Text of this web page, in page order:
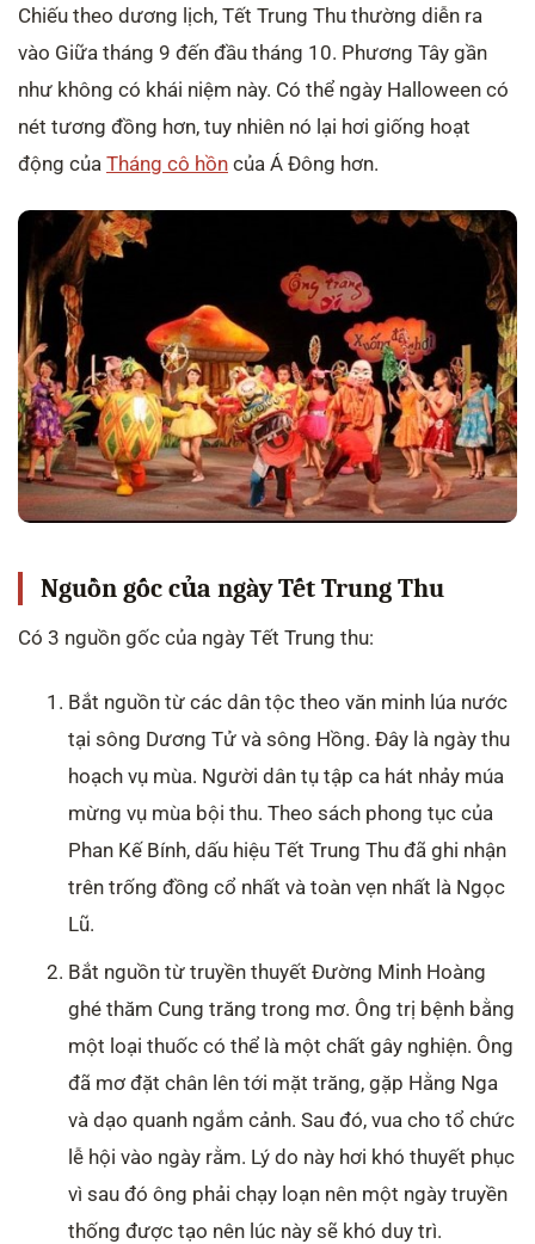
Chiếu theo dương lịch, Tết Trung Thu thường diễn ra
vào Giữa tháng 9 đến đầu tháng 10. Phương Tây gần
như không có khái niệm này. Có thể ngày Halloween có
nét tương đồng hơn, tuy nhiên nó lại hơi giống hoạt
động của Tháng cô hồn của Á Đông hơn.
Nguồn gốc của ngày Tết Trung Thu
Có 3 nguồn gốc của ngày Tết Trung thu:
Bắt nguồn từ các dân tộc theo văn minh lúa nước
tại sông Dương Tử và sông Hồng. Đây là ngày thu
hoạch vụ mùa. Người dân tụ tập ca hát nhảy múa
mừng vụ mùa bội thu. Theo sách phong tục của
Phan Kế Bính, dấu hiệu Tết Trung Thu đã ghi nhận
trên trống đồng cổ nhất và toàn vẹn nhất là Ngọc
Lũ.
Bắt nguồn từ truyền thuyết Đường Minh Hoàng
ghé thăm Cung trăng trong mơ. Ông trị bệnh bằng
một loại thuốc có thể là một chất gây nghiện. Ông
đã mơ đặt chân lên tới mặt trăng, gặp Hằng Nga
và dạo quanh ngắm cảnh. Sau đó, vua cho tổ chức
lễ hội vào ngày rằm. Lý do này hơi khó thuyết phục
vì sau đó ông phải chạy loạn nên một ngày truyền
thống được tạo nên lúc này sẽ khó duy trì.